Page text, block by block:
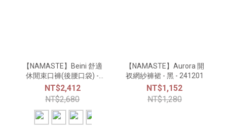
【NAMASTE】Beini 舒適
休閒束口褲(後腰口袋) -
241912
NT$2,412
NT$2,680
【NAMASTE】Aurora 開
衩網紗褲裙 - 黑 - 241201
NT$1,152
NT$1,280